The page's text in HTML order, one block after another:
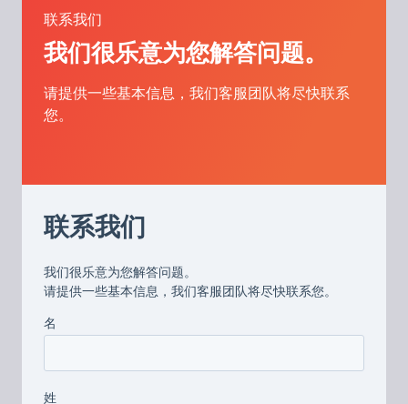
联系我们
我们很乐意为您解答问题。
请提供一些基本信息，我们客服团队将尽快联系
您。